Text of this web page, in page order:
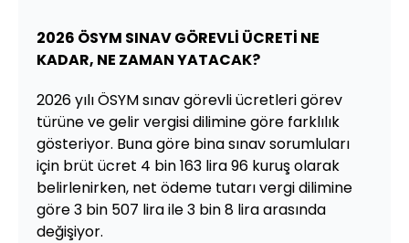
2026 ÖSYM SINAV GÖREVLİ ÜCRETİ NE
KADAR, NE ZAMAN YATACAK?
2026 yılı ÖSYM sınav görevli ücretleri görev
türüne ve gelir vergisi dilimine göre farklılık
gösteriyor. Buna göre bina sınav sorumluları
için brüt ücret 4 bin 163 lira 96 kuruş olarak
belirlenirken, net ödeme tutarı vergi dilimine
göre 3 bin 507 lira ile 3 bin 8 lira arasında
değişiyor.